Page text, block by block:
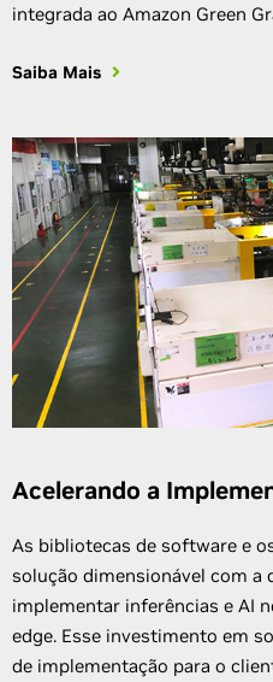
integrada ao Amazon Green
Saiba Mais
Acelerando a
As bibliotecas de software e
solução dimensionável com a
implementar inferências e AI
edge. Esse investimento em
de implementação para o